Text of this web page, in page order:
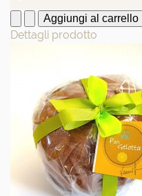
Dettagli prodotto